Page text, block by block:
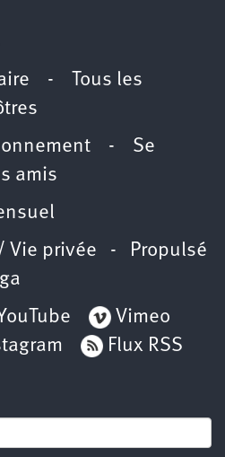
-
Tous les
- Se
amis
Vie privée - Propulsé
Vimeo
Flux RSS